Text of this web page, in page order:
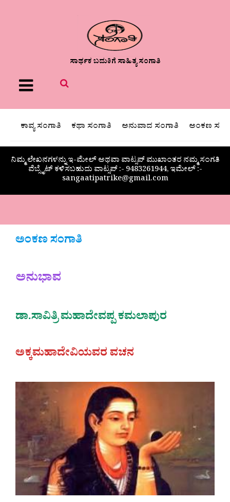
ಸಾರ್ಥಕ ಬದುಕಿಗೆ ಸಾಹಿತ್ಯ ಸಂಗಾತಿ
Menu
ಕಾವ್ಯ ಸಂಗಾತಿ ಕಥಾ ಸಂಗಾತಿ ಅನುವಾದ ಸಂಗಾತಿ ಅಂಕಣ
ನಿಮ್ಮ ಲೇಖನಗಳನ್ನು ಇ-ಮೇಲ್ ಅಥವಾ ವಾಟ್ಸಪ್ ಮುಖಾಂತರ ನಮ್ಮ ಸಂಗತಿ
ವೆಬ್ಸೈಟ್ ಕಳಿಸಬಹುದು ವಾಟ್ಸಪ್‌ :- 9483261944, ಇಮೇಲ್ :-
sangaatipatrike@gmail.com
ಅಂಕಣ ಸಂಗಾತಿ
ಅನುಭಾವ
ಡಾ.ಸಾವಿತ್ರಿ ಮಹಾದೇವಪ್ಪ ಕಮಲಾಪುರ
ಅಕ್ಕಮಹಾದೇವಿಯವರ ವಚನ